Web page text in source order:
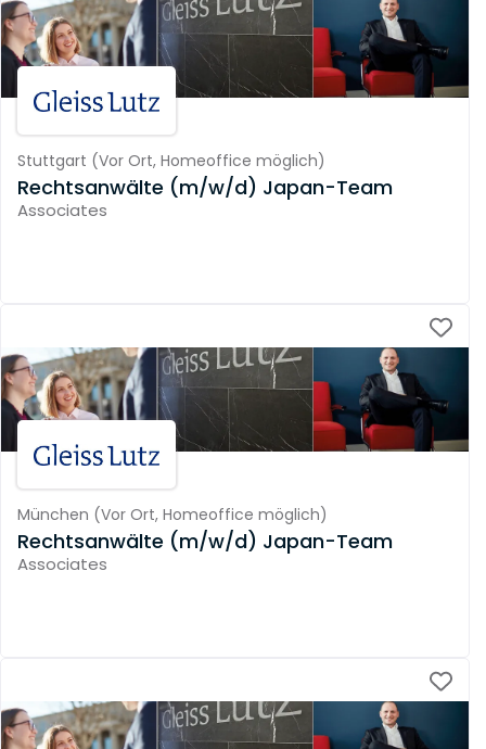
Stuttgart (Vor Ort, Homeoffice möglich)
Rechtsanwälte (m/w/d) Japan-Team
Associates
München (Vor Ort, Homeoffice möglich)
Rechtsanwälte (m/w/d) Japan-Team
Associates